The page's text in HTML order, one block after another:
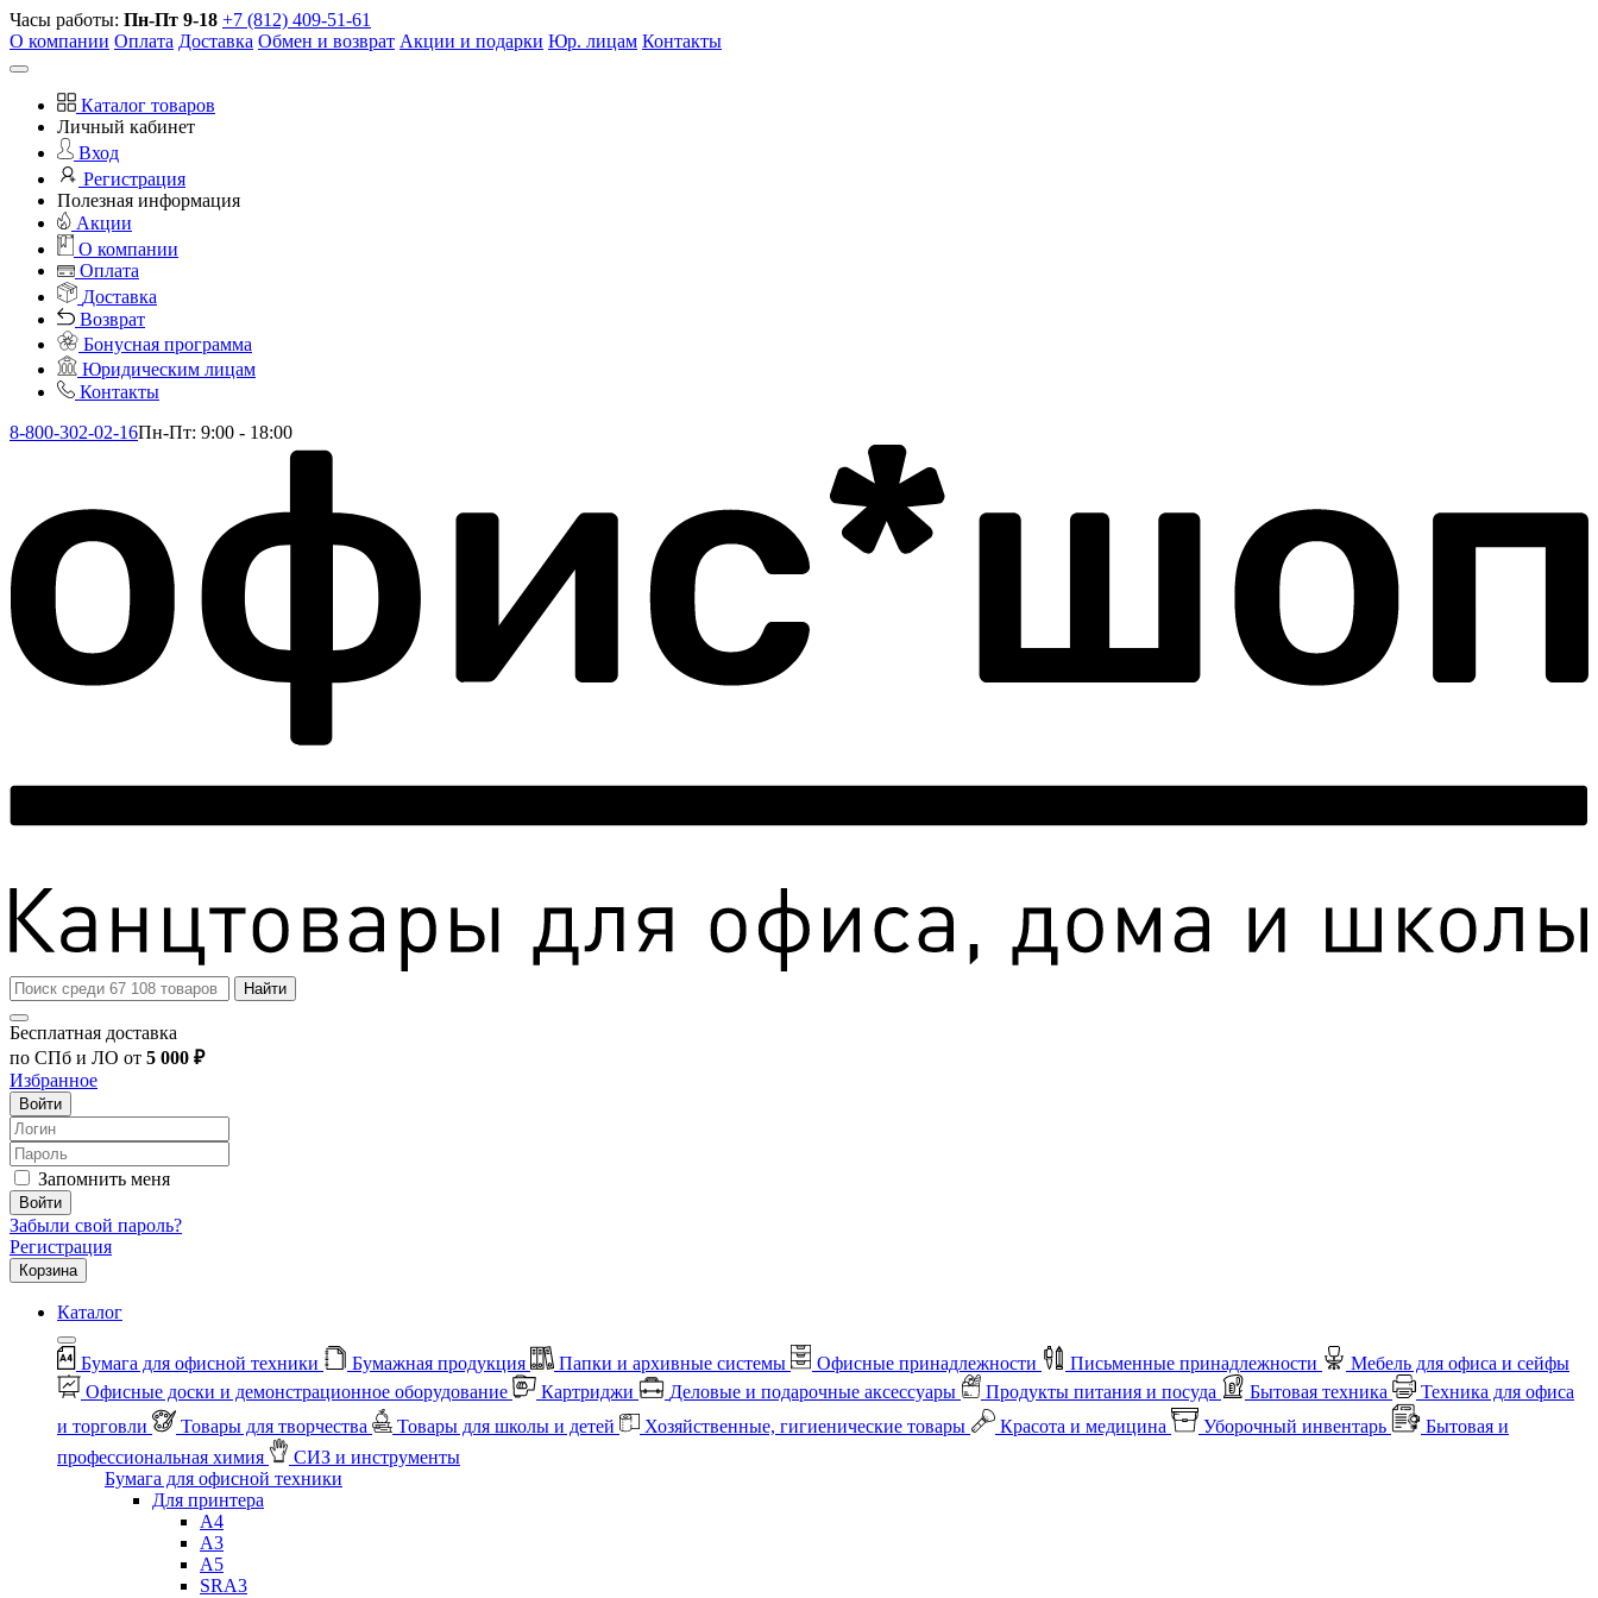
Часы работы: Пн-Пт 9-18 +7 (812) 409-51-61
О компании Оплата Доставка Обмен и возврат Акции и подарки Юр. лицам Контакты
Каталог товаров
Личный кабинет
Вход
Регистрация
Полезная информация
Акции
О компании
Оплата
Доставка
Возврат
Бонусная программа
Юридическим лицам
Контакты
8-800-302-02-16Пн-Пт: 9:00 - 18:00
Найти
Бесплатная доставка
по СПб и ЛО от 5 000 ₽
Избранное
Войти
Запомнить меня
Войти
Забыли свой пароль?
Регистрация
Корзина
Каталог
Бумага для офисной техники Бумажная продукция Папки и архивные системы Офисные принадлежности Письменные принадлежности
Мебель для офиса и сейфы
Офисные доски и демонстрационное оборудование
Картриджи Деловые и подарочные аксессуары Продукты питания и посуда Бытовая техника
Техника для офиса
и торговли
Товары для творчества Товары для школы и детей Хозяйственные, гигиенические товары Красота и медицина Уборочный инвентарь
Бытовая и
профессиональная химия
СИЗ и инструменты
Бумага для офисной техники
Для принтера
А4
А3
А5
SRA3